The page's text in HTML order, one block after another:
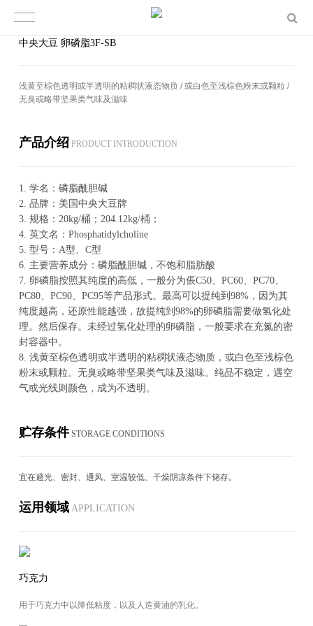
中央大豆 卵磷脂3F-SB
浅黄至棕色透明或半透明的粘稠状液态物质 / 或白色至浅棕色粉末或颗粒 /
无臭或略带坚果类气味及滋味
产品介绍 PROD­UCT IN­TRO­DUC­TION
1. 学名：磷脂酰胆碱
2. 品牌：美国中央大豆牌
3. 规格：20kg/桶；204.12kg/桶；
4. 英文名：Phosphatidylcholine
5. 型号：A型、C型
6. 主要营养成分：磷脂酰胆碱，不饱和脂肪酸
7. 卵磷脂按照其纯度的高低，一般分为倀C50、PC60、PC70、
PC80、PC90、PC95等产品形式。最高可以提纯到98%，因为其
纯度越高，还原性能越强，故提纯到98%的卵磷脂需要做氢化处
理。然后保存。未经过氢化处理的卵磷脂，一般要求在充氮的密
封容器中。
8. 浅黄至棕色透明或半透明的粘稠状液态物质，或白色至浅棕色
粉末或颗粒。无臭或略带坚果类气味及滋味。纯品不稳定，遇空
气或光线则颜色，成为不透明。
贮存条件 STOR­AGE CON­DI­TIONS
宜在避光、密封、通风、室温较低、干燥阴凉条件下储存。
运用领域 AP­PLI­CA­TION
巧克力
用于巧克力中以降低粘度，以及人造黄油的乳化。